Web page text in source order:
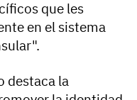
que les
en el sistema
destaca la